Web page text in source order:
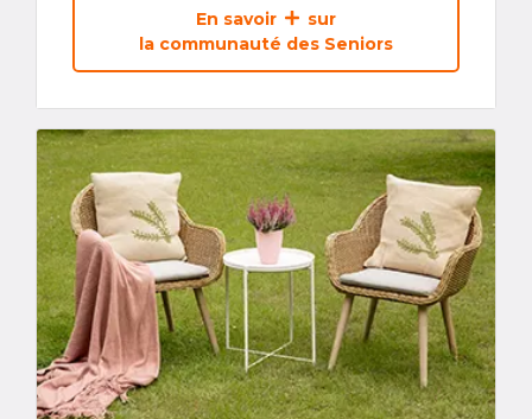
En savoir
sur
la communauté des Seniors